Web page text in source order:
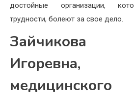
достойные организации,
трудности, болеют за свое дело.
Зайчикова
Игоревна,